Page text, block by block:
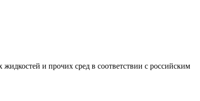
и прочих сред в соответствии с российским